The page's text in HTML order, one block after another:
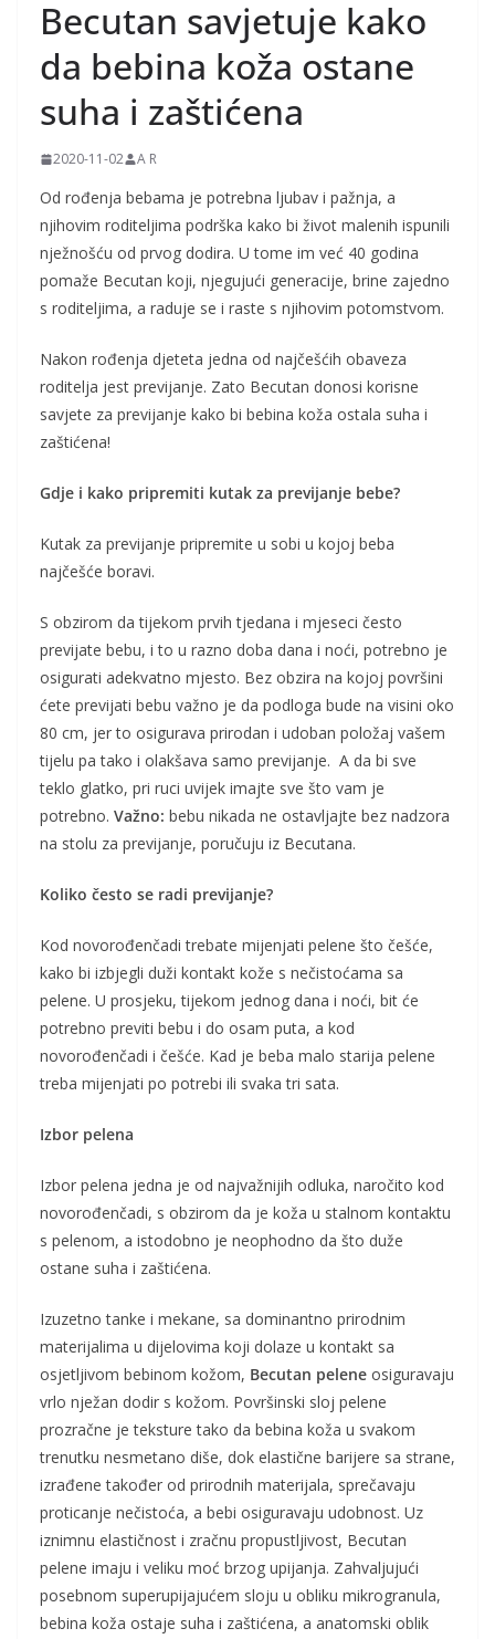
e
i
u
d
i
e
Becutan savjetuje kako
da bebina koža ostane
suha i zaštićena
2020-11-02 A R
Od rođenja bebama je potrebna ljubav i pažnja, a
njihovim roditeljima podrška kako bi život malenih ispunili
nježnošću od prvog dodira. U tome im već 40 godina
pomaže Becutan koji, njegujući generacije, brine zajedno
s roditeljima, a raduje se i raste s njihovim potomstvom.
Nakon rođenja djeteta jedna od najčešćih obaveza
roditelja jest previjanje. Zato Becutan donosi korisne
savjete za previjanje kako bi bebina koža ostala suha i
zaštićena!
Gdje i kako pripremiti kutak za previjanje bebe?
Kutak za previjanje pripremite u sobi u kojoj beba
najčešće boravi.
S obzirom da tijekom prvih tjedana i mjeseci često
previjate bebu, i to u razno doba dana i noći, potrebno je
osigurati adekvatno mjesto. Bez obzira na kojoj površini
ćete previjati bebu važno je da podloga bude na visini oko
80 cm, jer to osigurava prirodan i udoban položaj vašem
tijelu pa tako i olakšava samo previjanje. A da bi sve
teklo glatko, pri ruci uvijek imajte sve što vam je
potrebno. Važno: bebu nikada ne ostavljajte bez nadzora
na stolu za previjanje, poručuju iz Becutana.
Koliko često se radi previjanje?
Kod novorođenčadi trebate mijenjati pelene što češće,
kako bi izbjegli duži kontakt kože s nečistoćama sa
pelene. U prosjeku, tijekom jednog dana i noći, bit će
potrebno previti bebu i do osam puta, a kod
novorođenčadi i češće. Kad je beba malo starija pelene
treba mijenjati po potrebi ili svaka tri sata.
Izbor pelena
Izbor pelena jedna je od najvažnijih odluka, naročito kod
novorođenčadi, s obzirom da je koža u stalnom kontaktu
s pelenom, a istodobno je neophodno da što duže
ostane suha i zaštićena.
Izuzetno tanke i mekane, sa dominantno prirodnim
materijalima u dijelovima koji dolaze u kontakt sa
osjetljivom bebinom kožom, Becutan pelene osiguravaju
vrlo nježan dodir s kožom. Površinski sloj pelene
prozračne je teksture tako da bebina koža u svakom
trenutku nesmetano diše, dok elastične barijere sa strane,
izrađene također od prirodnih materijala, sprečavaju
proticanje nečistoća, a bebi osiguravaju udobnost. Uz
iznimnu elastičnost i zračnu propustljivost, Becutan
pelene imaju i veliku moć brzog upijanja. Zahvaljujući
posebnom superupijajućem sloju u obliku mikrogranula,
bebina koža ostaje suha i zaštićena, a anatomski oblik